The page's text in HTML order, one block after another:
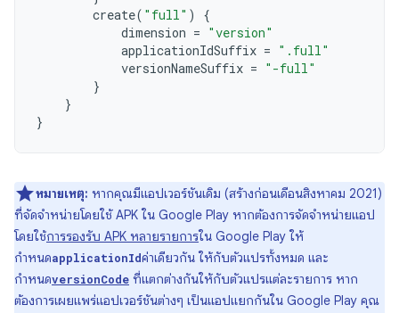
create( "full" )
{
dimension = "version"
applicationIdSuffix = ".full"
versionNameSuffix = "-full"
}
}
}
หมายเหตุ: หากคุณมีแอปเวอร์ชันเดิม (สร้างก่อนเดือนสิงหาคม 2021)
ที่จัดจำหน่ายโดยใช้ APK ใน Google Play หากต้องการจัดจำหน่ายแอป
โดยใช้การรองรับ APK หลายรายการใน Google Play ให้
กำหนดapplicationIdค่าเดียวกัน ให้กับตัวแปรทั้งหมด และ
กำหนดversionCode ที่แตกต่างกันให้กับตัวแปรแต่ละรายการ หาก
ต้องการเผยแพร่แอปเวอร์ชันต่างๆ เป็นแอปแยกกันใน Google Play คุณ